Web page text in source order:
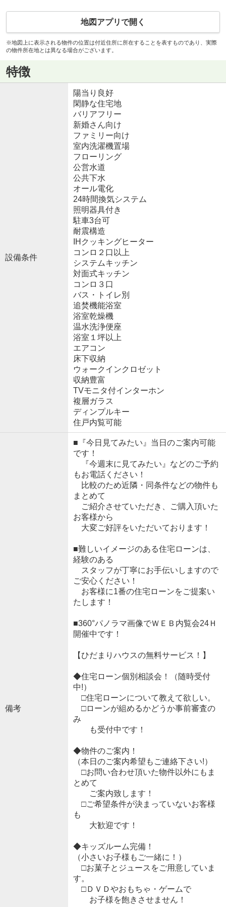
地図アプリで開く
※地図上に表示される物件の位置は付近住所に所在することを表すものであり、実際
の物件所在地とは異なる場合がございます。
特徴
設備条件
陽当り良好
閑静な住宅地
バリアフリー
新婚さん向け
ファミリー向け
室内洗濯機置場
フローリング
公営水道
公共下水
オール電化
24時間換気システム
照明器具付き
駐車3台可
耐震構造
IHクッキングヒーター
コンロ２口以上
システムキッチン
対面式キッチン
コンロ３口
バス・トイレ別
追焚機能浴室
浴室乾燥機
温水洗浄便座
浴室１坪以上
エアコン
床下収納
ウォークインクロゼット
収納豊富
TVモニタ付インターホン
複層ガラス
ディンプルキー
住戸内覧可能
備考
■『今日見てみたい』当日のご案内可能
です！
『今週末に見てみたい』などのご予約
もお電話ください！
比較のため近隣・同条件などの物件も
まとめて
ご紹介させていただき、ご購入頂いた
お客様から
大変ご好評をいただいております！
■難しいイメージのある住宅ローンは、
経験のある
スタッフが丁寧にお手伝いしますので
ご安心ください！
お客様に1番の住宅ローンをご提案い
たします！
■360°パノラマ画像でＷＥＢ内覧会24Ｈ
開催中です！
【ひだまりハウスの無料サービス！】
◆住宅ローン個別相談会！（随時受付
中!）
□住宅ローンについて教えて欲しい。
□ローンが組めるかどうか事前審査の
み
も受付中です！
◆物件のご案内！
（本日のご案内希望もご連絡下さい!）
□お問い合わせ頂いた物件以外にもま
とめて
ご案内致します！
□ご希望条件が決まっていないお客様
も
大歓迎です！
◆キッズルーム完備！
（小さいお子様もご一緒に！）
□お菓子とジュースをご用意していま
す。
□ＤＶＤやおもちゃ・ゲームで
お子様を飽きさせません！